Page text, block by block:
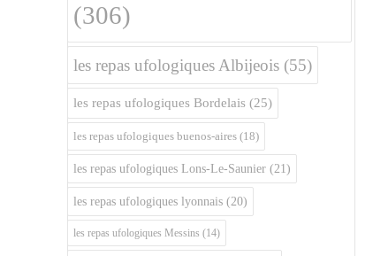
(306)
les repas ufologiques Albijeois (55)
les repas ufologiques Bordelais (25)
les repas ufologiques buenos-aires (18)
les repas ufologiques Lons-Le-Saunier (21)
les repas ufologiques lyonnais (20)
les repas ufologiques Messins (14)